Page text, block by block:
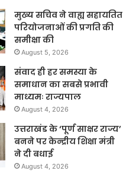
मुख्य सचिव ने वाह्य सहायतित
परियोजनाओं की प्रगति की
समीक्षा की
August 5, 2026
संवाद ही हर समस्या के
समाधान का सबसे प्रभावी
माध्यमः राज्यपाल
August 4, 2026
उत्तराखंड के ‘पूर्ण साक्षर राज्य’
बनने पर केन्द्रीय शिक्षा मंत्री
ने दी बधाई
August 4, 2026